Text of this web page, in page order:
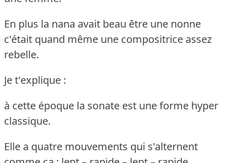
En plus la nana avait beau être une nonne
c'était quand même une compositrice assez
rebelle.
Je t'explique :
à cette époque la sonate est une forme hyper
classique.
Elle a quatre mouvements qui s'alternent